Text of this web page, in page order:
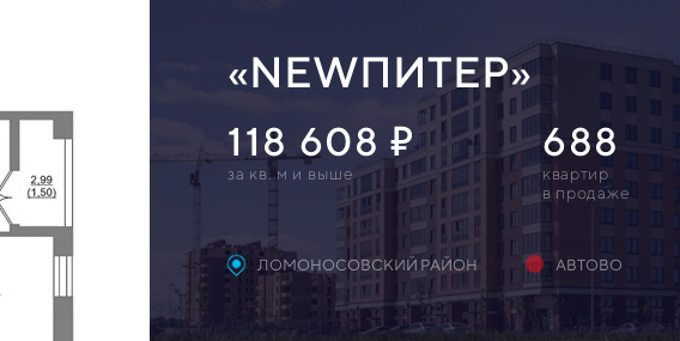
«NEWПИТЕР»
118 608
за кв. м и выше
688
квартир
в продаже
ЛОМОНОСОВСКИЙ РАЙОН АВТОВО